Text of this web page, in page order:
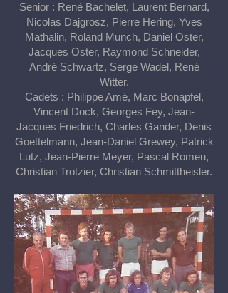
Senior : René Bachelet, Laurent Bernard,
Nicolas Dajgrosz, Pierre Hering, Yves
Mathalin, Roland Munch, Daniel Oster,
Jacques Oster, Raymond Schneider,
André Schwartz, Serge Wadel, René
Witter.
Cadets : Philippe Amé, Marc Bonapfel,
Vincent Dock, Georges Fey, Jean-
Jacques Friedrich, Charles Gander, Denis
Goettelmann, Jean-Daniel Grewey, Patrick
Lutz, Jean-Pierre Meyer, Pascal Romeu,
Christian Trotzier, Christian Schmittheisler.